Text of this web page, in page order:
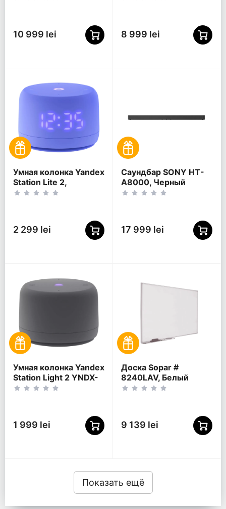
10 999 lei 8 999 lei
Умная колонка Yandex
Station Lite 2,
Фиолетовый
2 299 lei
Саундбар SONY HT-
A8000, Черный
17 999 lei
Умная колонка Yandex
Station Light 2 YNDX-
00028GRY,
1 999 lei
Доска Sopar #
8240LAV, Белый
9 139 lei
Показать ещё